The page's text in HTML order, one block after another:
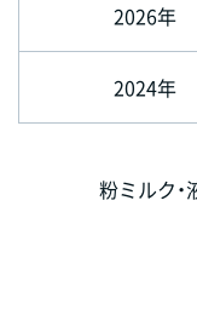
2026年
2024年
粉ミルク